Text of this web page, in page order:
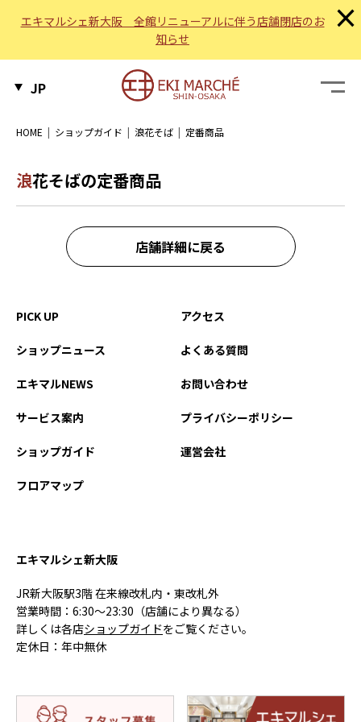
エキマルシェ新大阪 全館リニューアルに伴う店舗閉店のお
知らせ
×
JP
HOME ショップガイド 浪花そば 定番商品
浪花そばの定番商品
店舗詳細に戻る
PICK UP
ショップニュース
エキマルNEWS
サービス案内
ショップガイド
フロアマップ
アクセス
よくある質問
お問い合わせ
プライバシーポリシー
運営会社
エキマルシェ新大阪
JR新大阪駅3階 在来線改札内・東改札外
営業時間：6:30〜23:30（店舗により異なる）
詳しくは各店ショップガイドをご覧ください。
定休日：年中無休